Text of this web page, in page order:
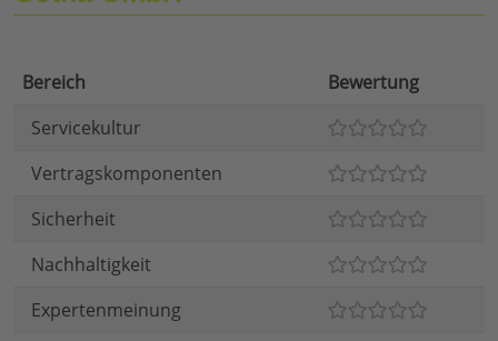
Bereich
Bewertung
Servicekultur
Vertragskomponenten
Sicherheit
Nachhaltigkeit
Expertenmeinung